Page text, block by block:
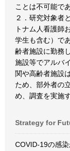
ことは不可能で
２．研究対象者
トナム人看護師
学生も含む）で
齢者施設に勤務
施設等でアルバ
関や高齢者施設
ため、部外者の
め、調査を実施
Strategy for
COVID-19の感